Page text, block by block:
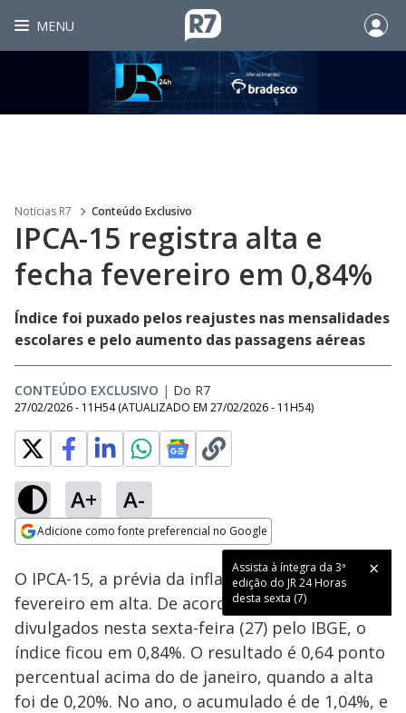
MENU
Noticias R7 Conteúdo Exclusivo
IPCA-15 registra alta e
fecha fevereiro em 0,84%
Índice foi puxado pelos reajustes nas mensalidades
escolares e pelo aumento das passagens aéreas
CONTEÚDO EXCLUSIVO | Do R7
27/02/2026 - 11H54 (ATUALIZADO EM 27/02/2026 - 11H54)
A+ A-
Adicione como fonte preferencial no Google
Assista à íntegra da 3ª
edição do JR 24 Horas
desta sexta (7)
Ativar
100.00%
O IPCA-15, a prévia da inflação, fechou o mês de
fevereiro em alta. De acordo com os números
divulgados nesta sexta-feira (27) pelo IBGE, o
índice ficou em 0,84%. O resultado é 0,64 ponto
percentual acima do de janeiro, quando a alta
foi de 0,20%. No ano, o acumulado é de 1,04%, e